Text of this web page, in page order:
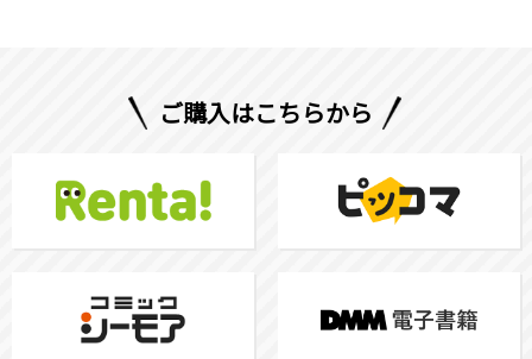
ご購入はこちらから